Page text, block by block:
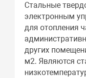
Стальные
электронным
для отопления
других
м2. Являются